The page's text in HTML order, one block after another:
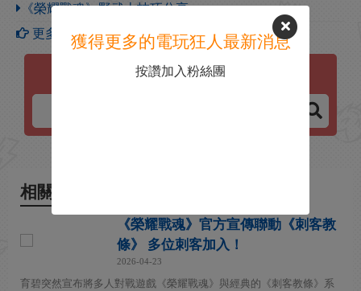
《榮耀戰魂》野武士技巧分享
更多【榮耀戰魂】攻略
榮耀戰魂
相關新聞
《榮耀戰魂》官方宣傳聯動《刺客教
條》 多位刺客加入！
2026-04-23
育碧突然宣布將多人對戰遊戲《榮耀戰魂》與經典的《刺客教條》系
獲得更多的電玩狂人最新消息
按讚加入粉絲團